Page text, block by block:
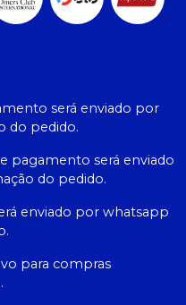
será enviado por
do pedido.
pagamento será enviado
do pedido.
enviado por whatsapp
para compras